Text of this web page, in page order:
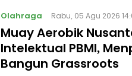
Olahraga Rabu, 05 Agu 2026
Muay Aerobik
Intelektual PBMI,
Bangun Grassroots